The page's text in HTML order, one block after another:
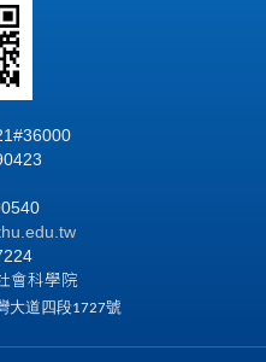
科學院
大道四段1727號